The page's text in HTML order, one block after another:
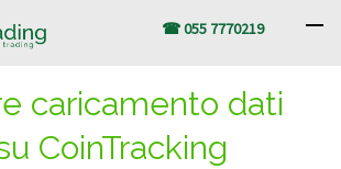
☎ 055 7770219
caricamento dati
CoinTracking